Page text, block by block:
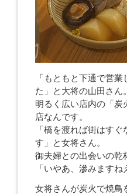
「もともと下通で営
た」と大将の山田さん。
明るく広い店内の「炭
店なんです。
「橋を渡れば街はす
す」と女将さん。
御夫婦との出会いの乾
「いやあ、滲みますね
女将さんが炭火で焼鳥